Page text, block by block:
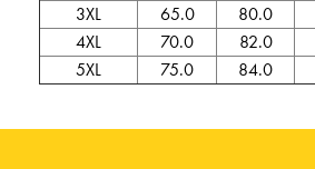
3XL
65.0 80.0
4XL
70.0 82.0
5XL
75.0 84.0